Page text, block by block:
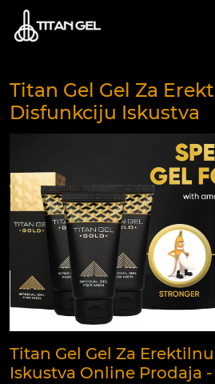
Titan Gel Gel Za
Disfunkciju Iskustva
Titan Gel Gel Za
Iskustva Online Prodaja